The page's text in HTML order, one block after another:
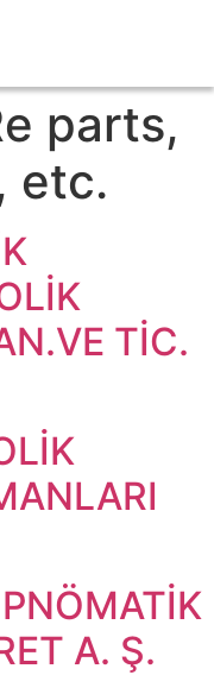
parts,
etc.
TİC.
A. Ş.